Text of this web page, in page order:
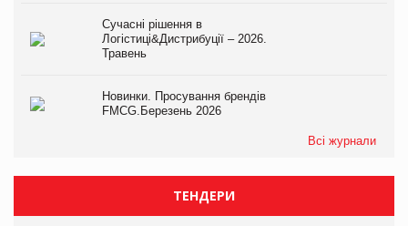
Сучасні рішення в
Логістиці&Дистрибуції – 2026.
Травень
Новинки. Просування брендів
FMCG.Березень 2026
Всі журнали
ТЕНДЕРИ